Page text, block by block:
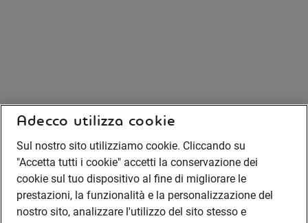
Adecco utilizza cookie
Sul nostro sito utilizziamo cookie. Cliccando su
"Accetta tutti i cookie" accetti la conservazione dei
cookie sul tuo dispositivo al fine di migliorare le
prestazioni, la funzionalità e la personalizzazione del
nostro sito, analizzare l'utilizzo del sito stesso e